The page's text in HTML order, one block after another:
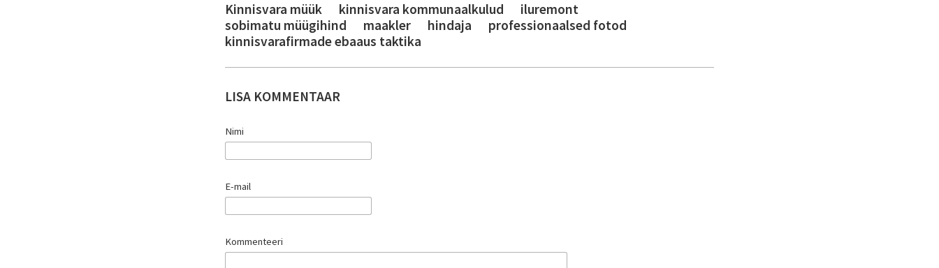
Kinnisvara müük kinnisvara kommunaalkulud
iluremont
sobimatu müügihind
maakler hindaja
professionaalsed fotod
kinnisvarafirmade ebaaus taktika
LISA KOMMENTAAR
Nimi
E-mail
Kommenteeri